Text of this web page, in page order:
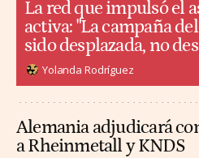
La red que impulsó el
activa: "La campaña
sido desplazada, no
Yolanda Rodríguez
Alemania adjudicará
a Rheinmetall y KNDS